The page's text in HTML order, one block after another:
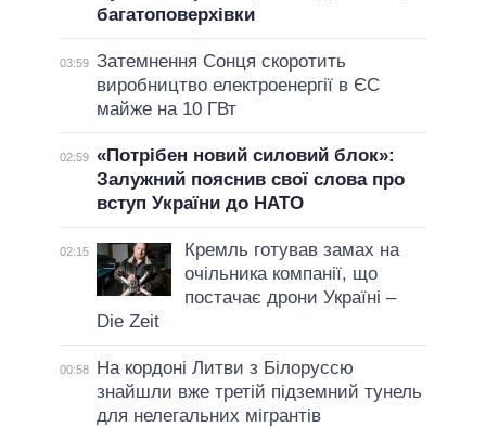
багатоповерхівки
03:59 Затемнення Сонця скоротить
виробництво електроенергії в ЄС
майже на 10 ГВт
02:59 «Потрібен новий силовий блок»:
Залужний пояснив свої слова про
вступ України до НАТО
02:15
Кремль готував замах на
очільника компанії, що
постачає дрони Україні –
Die Zeit
00:58
На кордоні Литви з Білоруссю
знайшли вже третій підземний тунель
для нелегальних мігрантів